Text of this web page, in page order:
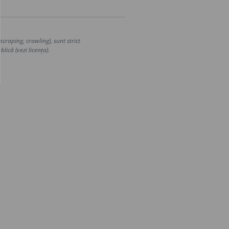
crawling), sunt strict
(vezi licența).